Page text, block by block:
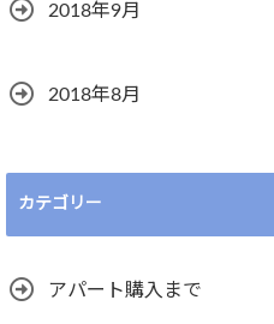
2018年9月
2018年8月
カテゴリー
アパート購入まで